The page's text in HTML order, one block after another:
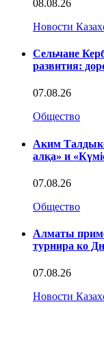
08.08.26
Новости
Сельчане
развития:
07.08.26
Общество
Аким
алқа» и
07.08.26
Общество
Алматы
турнира ко
07.08.26
Новости